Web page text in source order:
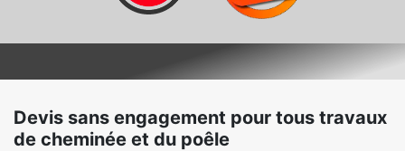
Devis sans engagement pour tous travaux
de cheminée et du poêle